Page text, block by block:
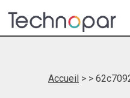
Accueil > >